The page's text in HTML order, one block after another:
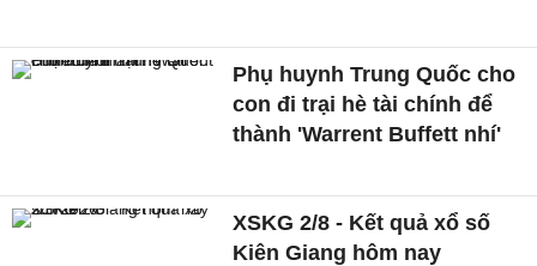
Phụ huynh Trung Quốc cho
con đi trại hè tài chính để
thành 'Warrent Buffett nhí'
XSKG 2/8 - Kết quả xổ số
Kiên Giang hôm nay